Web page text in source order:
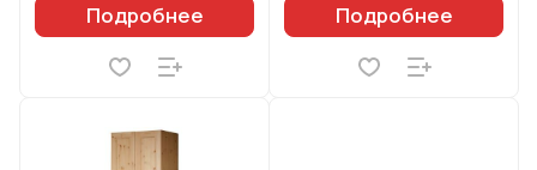
Подробнее Подробнее